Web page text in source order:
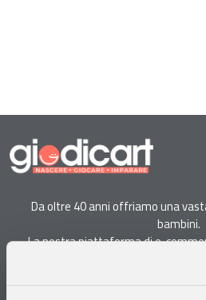
Da oltre 40 anni offriamo una
bambini.
La nostra piattaforma di e-
specialisti alla ricerca di giocattoli,